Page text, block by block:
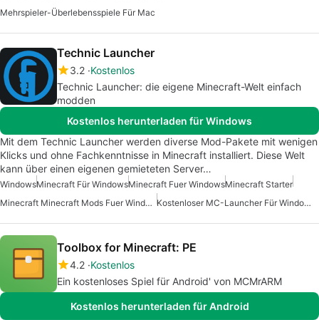
Mehrspieler-Überlebensspiele Für Mac
Technic Launcher
3.2 Kostenlos
Technic Launcher: die eigene Minecraft-Welt einfach
modden
Kostenlos herunterladen für Windows
Mit dem Technic Launcher werden diverse Mod-Pakete mit wenigen
Klicks und ohne Fachkenntnisse in Minecraft installiert. Diese Welt
kann über einen eigenen gemieteten Server…
WindowsMinecraft Für WindowsMinecraft Fuer WindowsMinecraft Starter
Minecraft Minecraft Mods Fuer Windows
Kostenloser MC-Launcher Für Windows
Toolbox for Minecraft: PE
4.2 Kostenlos
Ein kostenloses Spiel für Android' von MCMrARM
Kostenlos herunterladen für Android